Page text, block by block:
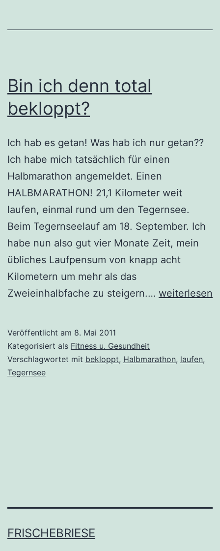
Bin ich denn total
bekloppt?
Ich hab es getan! Was hab ich nur getan??
Ich habe mich tatsächlich für einen
Halbmarathon angemeldet. Einen
HALBMARATHON! 21,1 Kilometer weit
laufen, einmal rund um den Tegernsee.
Beim Tegernseelauf am 18. September. Ich
habe nun also gut vier Monate Zeit, mein
übliches Laufpensum von knapp acht
Kilometern um mehr als das
Zweieinhalbfache zu steigern.… Bin
bekloppt?
weiterlesen
Veröffentlicht am 8. Mai 2011
Kategorisiert als Fitness u. Gesundheit
Verschlagwortet mit bekloppt, Halbmarathon, laufen,
Tegernsee
FRISCHEBRIESE